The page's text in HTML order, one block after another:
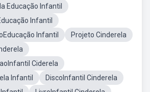
Educação Infantil
Infantil
Infantil
Projeto Cinderela
Ciderela
Infantil
DiscoInfantil Cinderela